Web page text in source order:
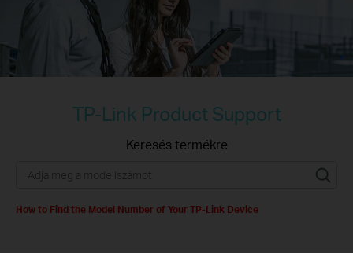
TP-Link Product Support
Keresés termékre
How to Find the Model Number of Your TP-Link Device